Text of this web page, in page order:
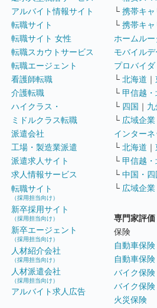
アルバイト情報サイト
転職サイト
転職サイト 女性
転職スカウトサービス
転職エージェント
看護師転職
介護転職
ハイクラス・
ミドルクラス転職
派遣会社
工場・製造業派遣
派遣求人サイト
求人情報サービス
転職サイト
（採用担当向け）
新卒採用サイト
（採用担当向け）
新卒エージェント
（採用担当向け）
人材紹介会社
（採用担当向け）
人材派遣会社
（採用担当向け）
アルバイト求人広告
└ 携帯キャ
└ 携帯キャ
ホームルー
モバイル
プロバイダ
└ 北海道 ｜
└ 甲信越
└ 四国 ｜
└ 広域企業
インター
└ 北海道 ｜
└ 甲信越
└ 中国・四
└ 広域企業
専門家評価
保険
自動車保
自動車保
バイク保
バイク保
火災保険